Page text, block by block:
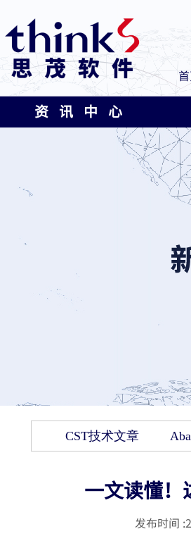
资 讯 中 心
CST技术文章
一文读懂！
发布时间 :